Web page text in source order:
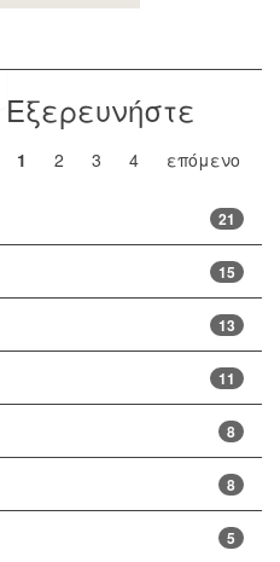
1 2 3 4 επόμενο
Εξερευνήστε
21
15
13
11
8
8
5